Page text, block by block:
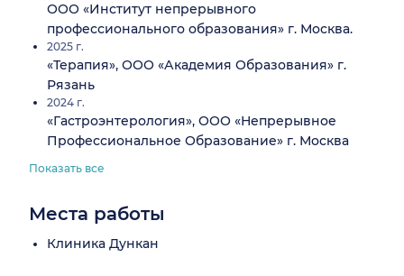
ООО «Институт непрерывного
профессионального образования» г. Москва.
2025 г.
«Терапия», ООО «Академия Образования» г.
Рязань
2024 г.
«Гастроэнтерология», ООО «Непрерывное
Профессиональное Образование» г. Москва
Показать все
Места работы
Клиника Дункан